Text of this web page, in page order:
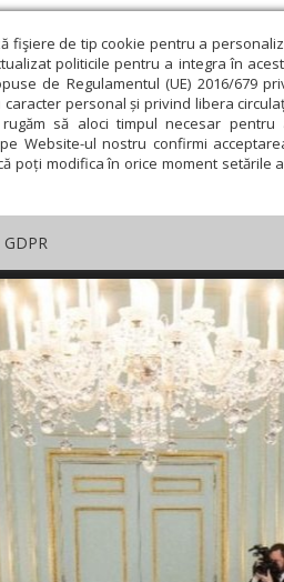
fişiere de tip cookie pentru a
politicile pentru a integra în
de Regulamentul (UE) 2016/679
personal și privind libera
să aloci timpul necesar
Website-ul nostru confirmi
poți modifica în orice moment
GDPR